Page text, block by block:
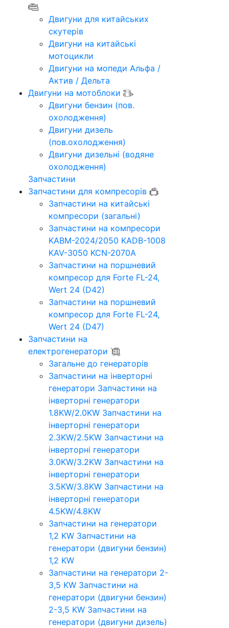
Двигуни для китайських
скутерів
Двигуни на китайські
мотоцикли
Двигуни на мопеди Альфа /
Актив / Дельта
Двигуни на мотоблоки
Двигуни бензин (пов.
охолодження)
Двигуни дизель
(пов.охолодження)
Двигуни дизельні (водяне
охолодження)
Запчастини
Запчастини для компресорів
Запчастини на китайські
компресори (загальні)
Запчастини на компресори
KABM-2024/2050 KADB-1008
KAV-3050 KCN-2070A
Запчастини на поршневий
компресор для Forte FL-24,
Wert 24 (D42)
Запчастини на поршневий
компресор для Forte FL-24,
Wert 24 (D47)
Запчастини на
електрогенератори
Загальне до генераторів
Запчастини на інверторні
генератори Запчастини на
інверторні генератори
1.8KW/2.0KW Запчастини на
інверторні генератори
2.3KW/2.5KW Запчастини на
інверторні генератори
3.0KW/3.2KW Запчастини на
інверторні генератори
3.5KW/3.8KW Запчастини на
інверторні генератори
4.5KW/4.8KW
Запчастини на генератори
1,2 KW Запчастини на
генератори (двигуни бензин)
1,2 KW
Запчастини на генератори 2-
3,5 KW Запчастини на
генератори (двигуни бензин)
2-3,5 KW Запчастини на
генератори (двигуни дизель)